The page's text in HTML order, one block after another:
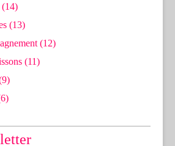
(14)
(13)
(12)
(11)